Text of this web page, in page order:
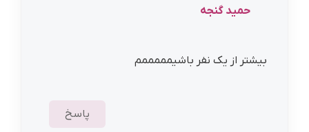
حمید گنجه
بیشتر از یک نفر باشیمممممم
پاسخ